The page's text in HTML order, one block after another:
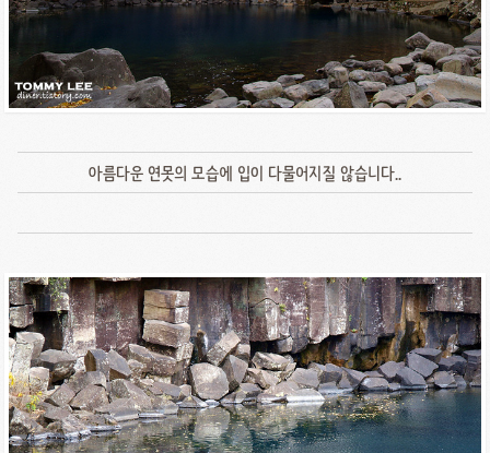
아름다운 연못의 모습에 입이 다물어지질 않습니다..